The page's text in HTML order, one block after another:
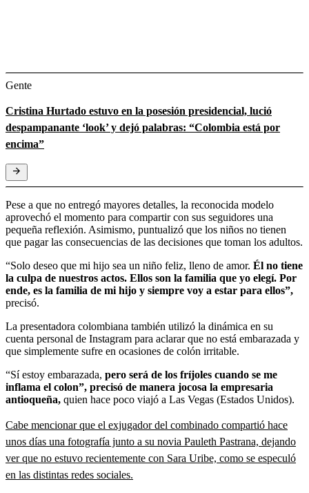
Gente
Cristina Hurtado estuvo en la posesión presidencial, lució
despampanante ‘look’ y dejó palabras: “Colombia está por
encima”
Pese a que no entregó mayores detalles, la reconocida modelo
aprovechó el momento para compartir con sus seguidores una
pequeña reflexión. Asimismo, puntualizó que los niños no tienen
que pagar las consecuencias de las decisiones que toman los adultos.
“Solo deseo que mi hijo sea un niño feliz, lleno de amor. Él no tiene
la culpa de nuestros actos. Ellos son la familia que yo elegí. Por
ende, es la familia de mi hijo y siempre voy a estar para ellos”,
precisó.
La presentadora colombiana también utilizó la dinámica en su
cuenta personal de Instagram para aclarar que no está embarazada y
que simplemente sufre en ocasiones de colón irritable.
“Sí estoy embarazada, pero será de los fríjoles cuando se me
inflama el colon”, precisó de manera jocosa la empresaria
antioqueña, quien hace poco viajó a Las Vegas (Estados Unidos).
Cabe mencionar que el exjugador del combinado compartió hace
unos días una fotografía junto a su novia Pauleth Pastrana, dejando
ver que no estuvo recientemente con Sara Uribe, como se especuló
en las distintas redes sociales.